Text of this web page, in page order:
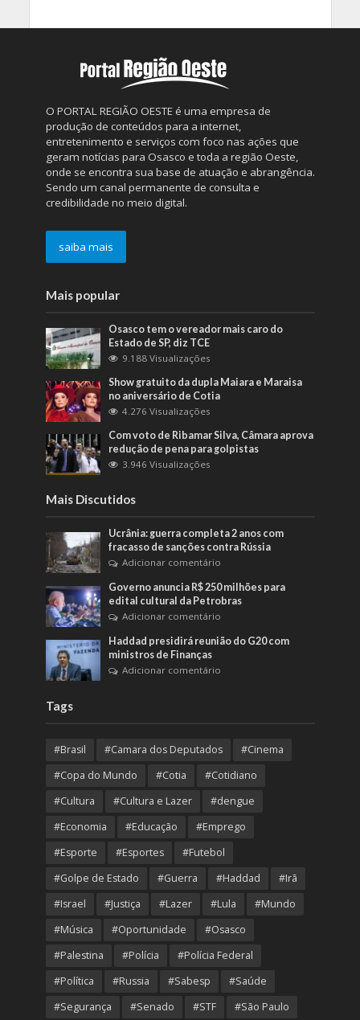
O PORTAL REGIÃO OESTE é uma empresa de
produção de conteúdos para a internet,
entretenimento e serviços com foco nas ações que
geram notícias para Osasco e toda a região Oeste,
onde se encontra sua base de atuação e abrangência.
Sendo um canal permanente de consulta e
credibilidade no meio digital.
saiba mais
Mais popular
Osasco tem o vereador mais caro do
Estado de SP, diz TCE
9.188 Visualizações
Show gratuito da dupla Maiara e Maraisa
no aniversário de Cotia
4.276 Visualizações
Com voto de Ribamar Silva, Câmara aprova
redução de pena para golpistas
3.946 Visualizações
Mais Discutidos
Ucrânia: guerra completa 2 anos com
fracasso de sanções contra Rússia
Adicionar comentário
Governo anuncia R$ 250 milhões para
edital cultural da Petrobras
Adicionar comentário
Haddad presidirá reunião do G20 com
ministros de Finanças
Adicionar comentário
Tags
#Brasil #Camara dos Deputados
#Cinema
#Copa do Mundo
#Cotia
#Cotidiano
#Cultura
#Cultura e Lazer
#dengue
#Economia
#Educação
#Emprego
#Esporte
#Esportes
#Futebol
#Golpe de Estado
#Guerra #Haddad
#Irã
#Israel
#Justiça #Lazer #Lula
#Mundo
#Música
#Oportunidade
#Osasco
#Palestina
#Polícia
#Polícia Federal
#Política
#Russia #Sabesp
#Saúde
#Segurança
#Senado #STF #São Paulo